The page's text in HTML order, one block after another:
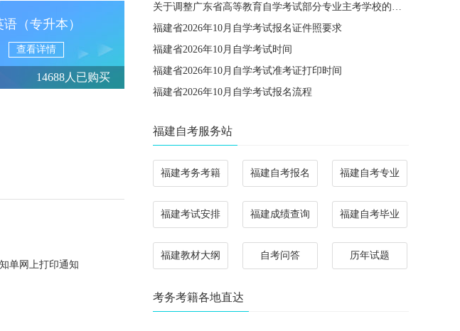
语（专升本）
查看详情
14688人已购买
单网上打印通知
关于调整广东省高等教育自学考试部分专业主考学校的通知
福建省2026年10月自学考试报名证件照要求
福建省2026年10月自学考试时间
福建省2026年10月自学考试准考证打印时间
福建省2026年10月自学考试报名流程
福建自考服务站
福建考务考籍 福建自考报名 福建自考专业
福建考试安排 福建成绩查询 福建自考毕业
福建教材大纲 自考问答 历年试题
考务考籍各地直达